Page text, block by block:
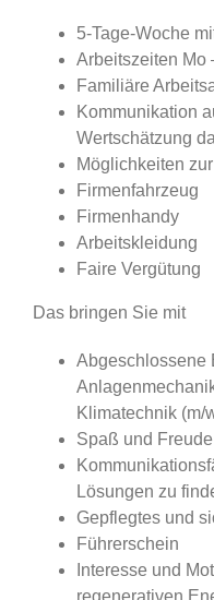
5-Tage-Woche
Arbeitszeiten Mo
Familiäre
Kommunikation
Wertschätzung
Möglichkeiten
Firmenfahrzeug
Firmenhandy
Arbeitskleidung
Faire Vergütung
Das bringen Sie mit
Abgeschlossene
Klimatechnik (m/
Spaß und
Lösungen zu
Gepflegtes und
Führerschein
Interesse und
regenerativen